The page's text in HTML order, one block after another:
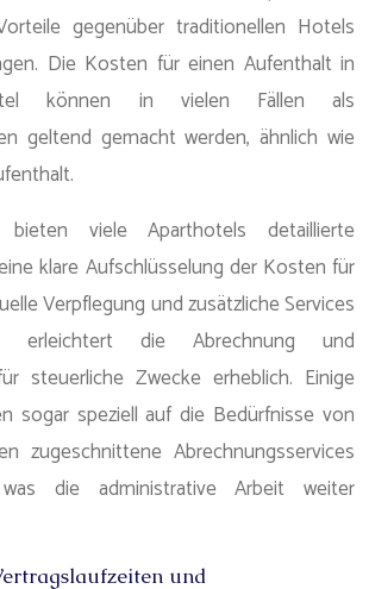
gegenüber traditionellen Hotels
Die Kosten für einen Aufenthalt in
können in vielen Fällen als
geltend gemacht werden, ähnlich wie
bieten viele Aparthotels detaillierte
klare Aufschlüsselung der Kosten für
Verpflegung und zusätzliche Services
erleichtert die Abrechnung und
steuerliche Zwecke erheblich. Einige
sogar speziell auf die Bedürfnisse von
zugeschnittene Abrechnungsservices
die administrative Arbeit weiter
und